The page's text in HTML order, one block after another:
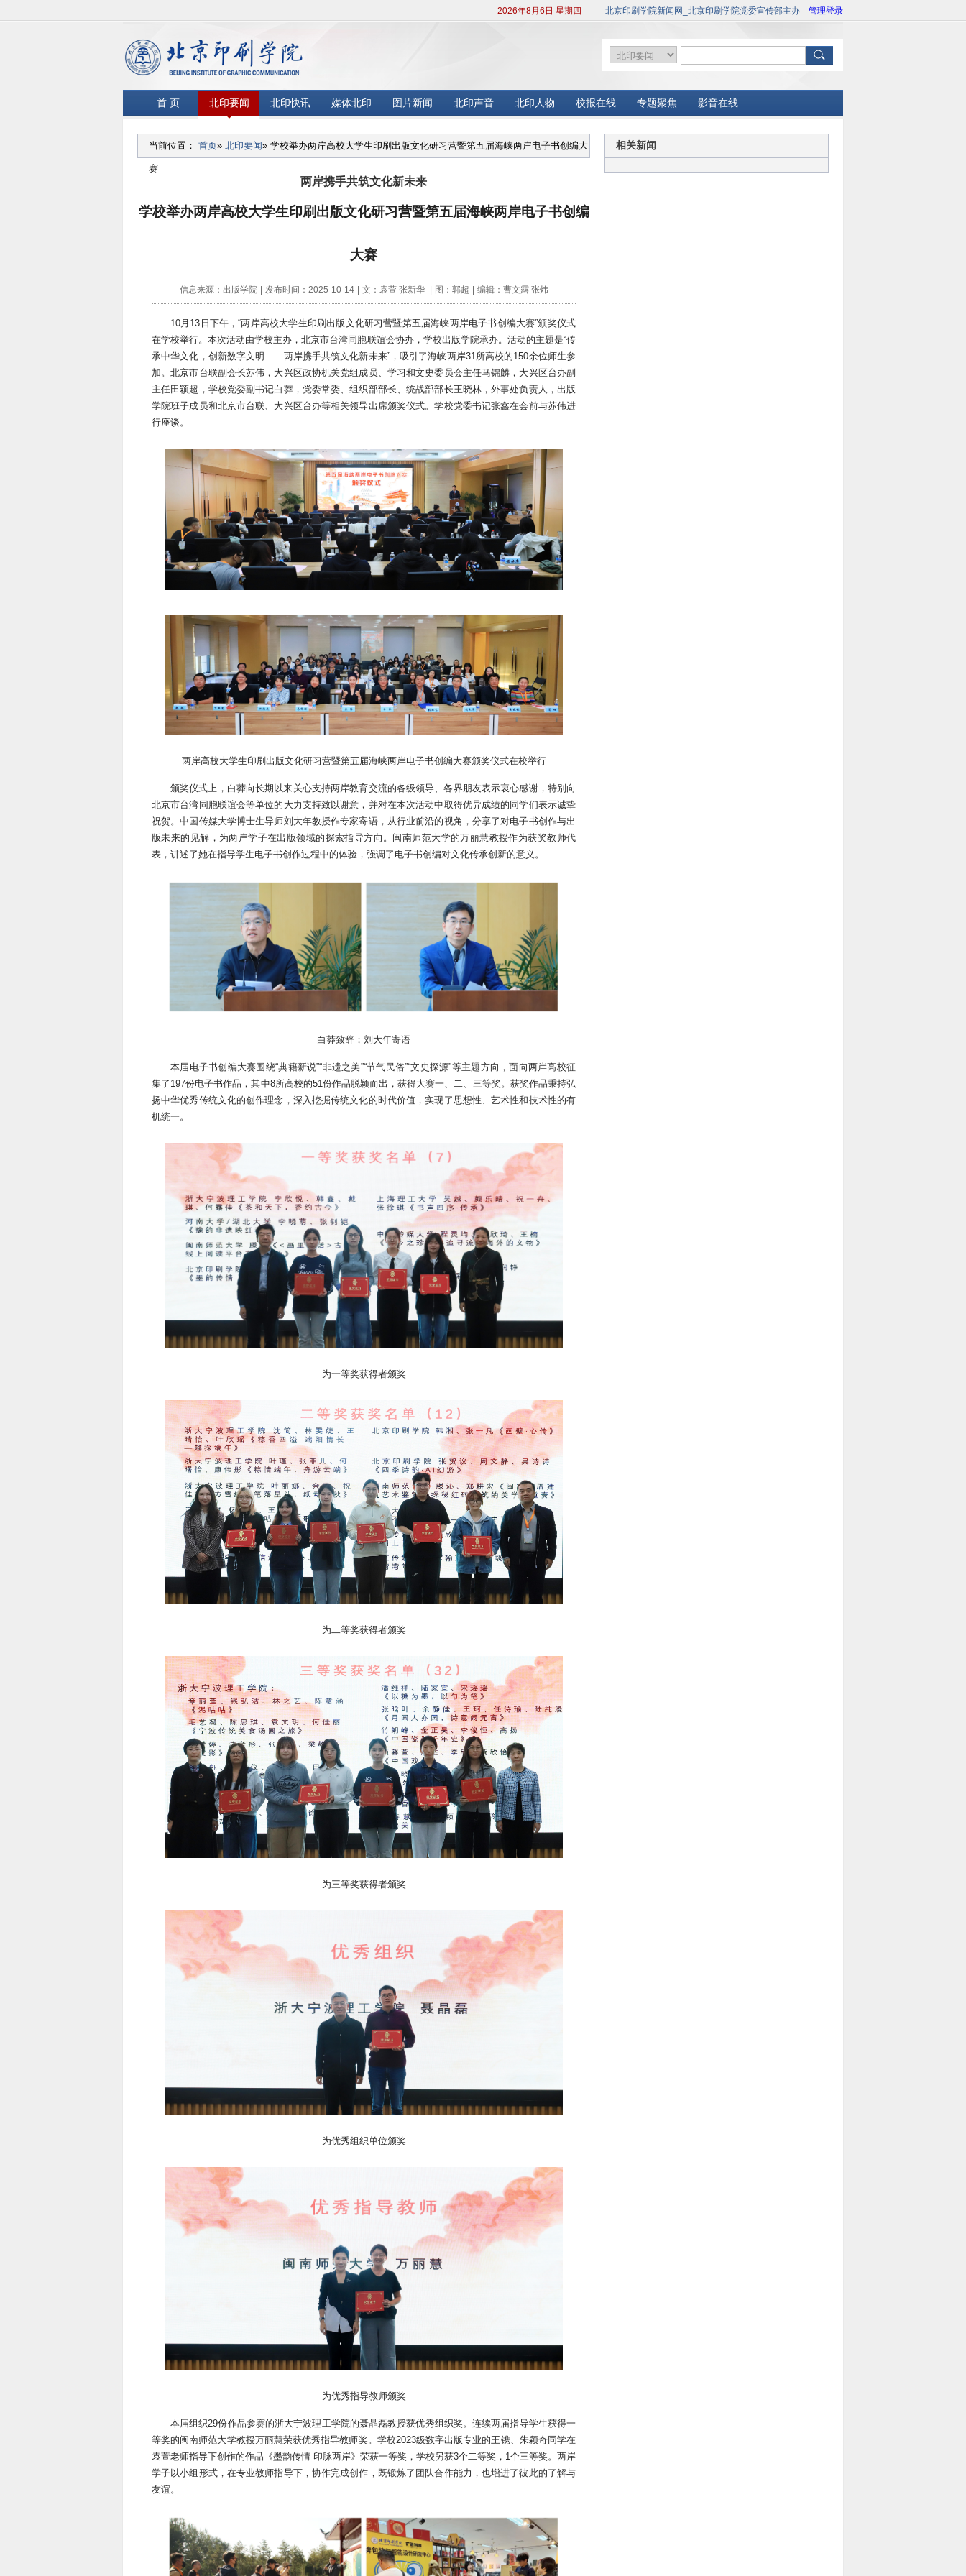
北京印刷学院新闻网_北京印刷学院党委宣传部主办 管理登录
2026年8月6日 星期四
首 页 北印要闻 北印快讯 媒体北印 图片新闻 北印声音 北印人物 校报在线 专题聚焦 影音在线
当前位置： 首页» 北印要闻» 学校举办两岸高校大学生印刷出版文化研习营暨第五届海峡两岸电子书创编大
赛
两岸携手共筑文化新未来
学校举办两岸高校大学生印刷出版文化研习营暨第五届海峡两岸电子书创编
大赛
信息来源：出版学院 发布时间：2025-10-14 文：袁萱 张新华 图：郭超 编辑：曹文露 张炜
10月13日下午，“两岸高校大学生印刷出版文化研习营暨第五届海峡两岸电子书创编大赛”颁奖仪式
在学校举行。本次活动由学校主办，北京市台湾同胞联谊会协办，学校出版学院承办。活动的主题是“传
承中华文化，创新数字文明——两岸携手共筑文化新未来”，吸引了海峡两岸31所高校的150余位师生参
加。北京市台联副会长苏伟，大兴区政协机关党组成员、学习和文史委员会主任马锦麟，大兴区台办副
主任田颖超，学校党委副书记白莽，党委常委、组织部部长、统战部部长王晓林，外事处负责人，出版
学院班子成员和北京市台联、大兴区台办等相关领导出席颁奖仪式。学校党委书记张鑫在会前与苏伟进
行座谈。
两岸高校大学生印刷出版文化研习营暨第五届海峡两岸电子书创编大赛颁奖仪式在校举行
颁奖仪式上，白莽向长期以来关心支持两岸教育交流的各级领导、各界朋友表示衷心感谢，特别向
北京市台湾同胞联谊会等单位的大力支持致以谢意，并对在本次活动中取得优异成绩的同学们表示诚挚
祝贺。中国传媒大学博士生导师刘大年教授作专家寄语，从行业前沿的视角，分享了对电子书创作与出
版未来的见解，为两岸学子在出版领域的探索指导方向。闽南师范大学的万丽慧教授作为获奖教师代
表，讲述了她在指导学生电子书创作过程中的体验，强调了电子书创编对文化传承创新的意义。
白莽致辞；刘大年寄语
本届电子书创编大赛围绕“典籍新说”“非遗之美”“节气民俗”“文史探源”等主题方向，面向两岸高校征
集了197份电子书作品，其中8所高校的51份作品脱颖而出，获得大赛一、二、三等奖。获奖作品秉持弘
扬中华优秀传统文化的创作理念，深入挖掘传统文化的时代价值，实现了思想性、艺术性和技术性的有
机统一。
为一等奖获得者颁奖
为二等奖获得者颁奖
为三等奖获得者颁奖
为优秀组织单位颁奖
为优秀指导教师颁奖
本届组织29份作品参赛的浙大宁波理工学院的聂晶磊教授获优秀组织奖。连续两届指导学生获得一
等奖的闽南师范大学教授万丽慧荣获优秀指导教师奖。 学校2023级数字出版专业的王镌、朱颖奇同学在
袁萱老师指导下创作的作品《墨韵传情 印脉两岸》荣获一等奖，学校另获3个二等奖，1个三等奖。 两岸
学子以小组形式，在专业教师指导下，协作完成创作，既锻炼了团队合作能力，也增进了彼此的了解与
友谊。
相关新闻